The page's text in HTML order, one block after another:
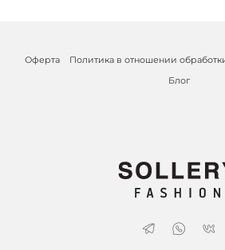
Оферта
Политика в отношении
Блог